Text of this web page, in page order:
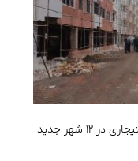
شهر جدید